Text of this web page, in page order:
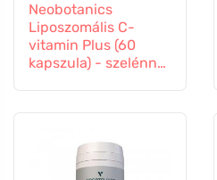
Neobotanics
Liposzomális C-
vitamin Plus (60
kapszula) - szelénnel